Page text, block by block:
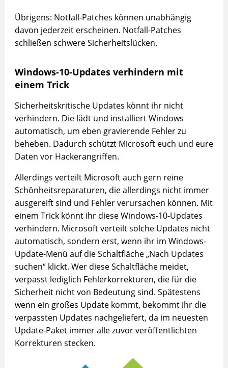
Übrigens: Notfall-Patches können unabhängig
davon jederzeit erscheinen. Notfall-Patches
schließen schwere Sicherheitslücken.
Windows-10-Updates verhindern mit
einem Trick
Sicherheitskritische Updates könnt ihr nicht
verhindern. Die lädt und installiert Windows
automatisch, um eben gravierende Fehler zu
beheben. Dadurch schützt Microsoft euch und eure
Daten vor Hackerangriffen.
Allerdings verteilt Microsoft auch gern reine
Schönheitsreparaturen, die allerdings nicht immer
ausgereift sind und Fehler verursachen können. Mit
einem Trick könnt ihr diese Windows-10-Updates
verhindern. Microsoft verteilt solche Updates nicht
automatisch, sondern erst, wenn ihr im Windows-
Update-Menü auf die Schaltfläche „Nach Updates
suchen“ klickt. Wer diese Schaltfläche meidet,
verpasst lediglich Fehlerkorrekturen, die für die
Sicherheit nicht von Bedeutung sind. Spätestens
wenn ein großes Update kommt, bekommt ihr die
verpassten Updates nachgeliefert, da im neuesten
Update-Paket immer alle zuvor veröffentlichten
Korrekturen stecken.